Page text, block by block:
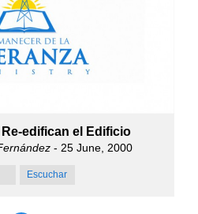
edifican el Edificio
- 25 June, 2000
Escuchar